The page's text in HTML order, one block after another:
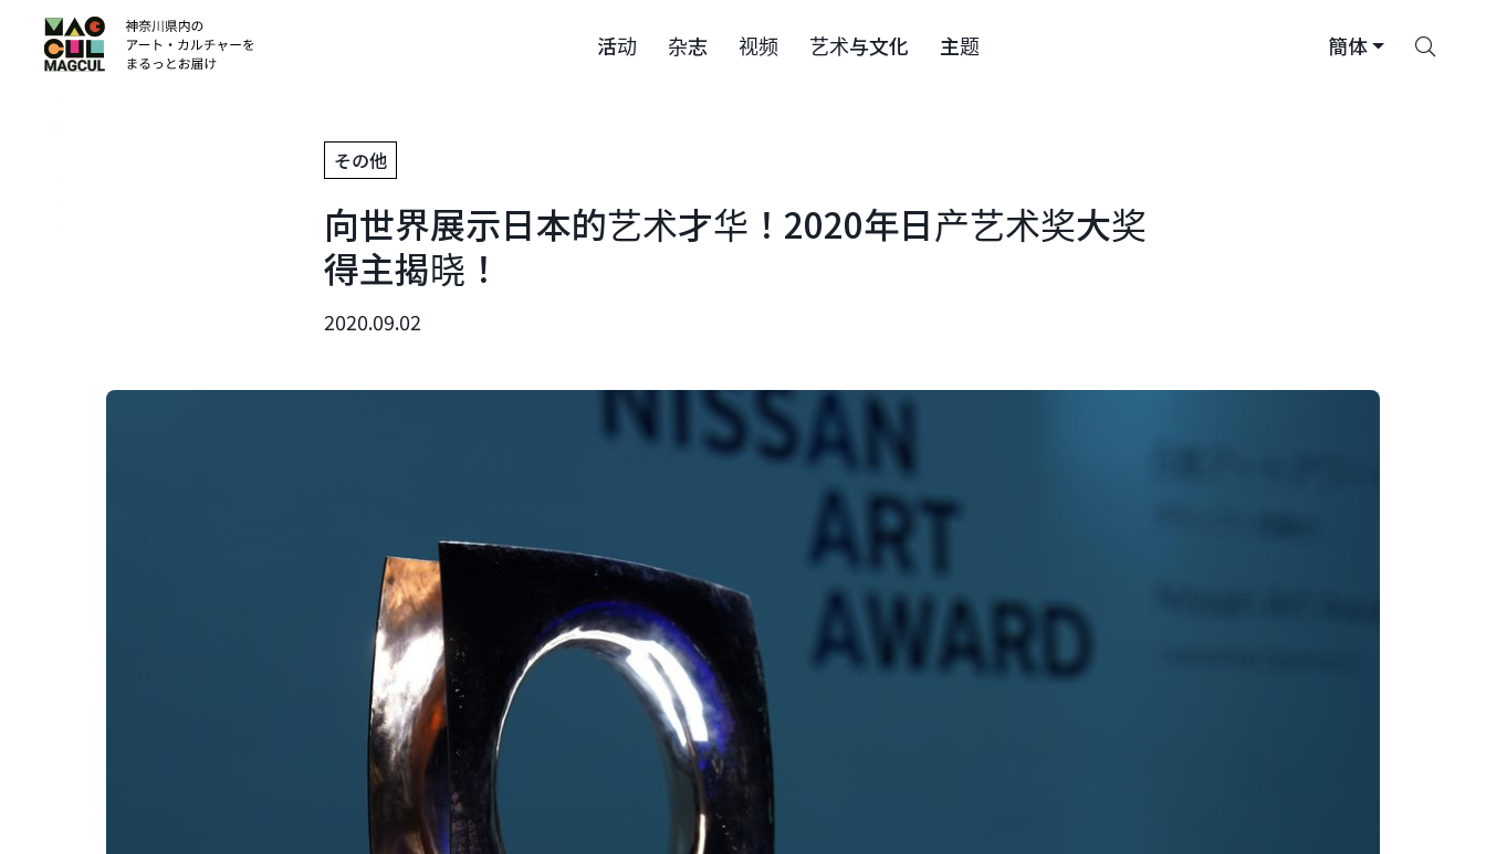
活动 杂志 视频 艺术与文化 主题 簡体
索
ン
テ
ン
その他
向世界展示日本的艺术才华！2020年日产艺术奖大奖
得主揭晓！
2020.09.02